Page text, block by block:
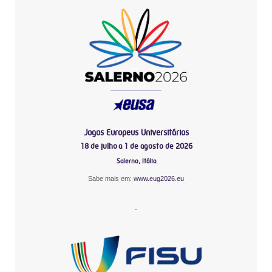
Jogos Europeus Universitários
18 de julho a 1 de agosto de 2026
Salerno, Itália
Sabe mais em: www.eug2026.eu
-